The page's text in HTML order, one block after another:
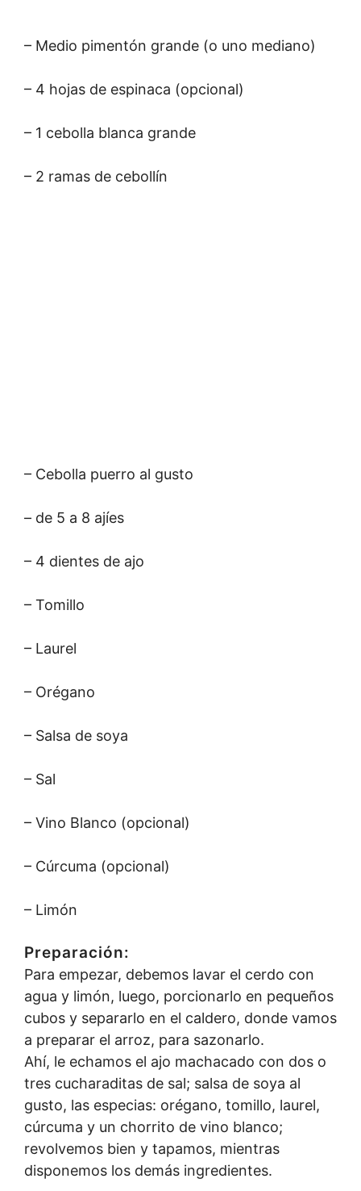
– Medio pimentón grande (o uno mediano)
– 4 hojas de espinaca (opcional)
– 1 cebolla blanca grande
– 2 ramas de cebollín
– Cebolla puerro al gusto
– de 5 a 8 ajíes
– 4 dientes de ajo
– Tomillo
– Laurel
– Orégano
– Salsa de soya
– Sal
– Vino Blanco (opcional)
– Cúrcuma (opcional)
– Limón
Preparación:
Para empezar, debemos lavar el cerdo con
agua y limón, luego, porcionarlo en pequeños
cubos y separarlo en el caldero, donde vamos
a preparar el arroz, para sazonarlo.
Ahí, le echamos el ajo machacado con dos o
tres cucharaditas de sal; salsa de soya al
gusto, las especias: orégano, tomillo, laurel,
cúrcuma y un chorrito de vino blanco;
revolvemos bien y tapamos, mientras
disponemos los demás ingredientes.